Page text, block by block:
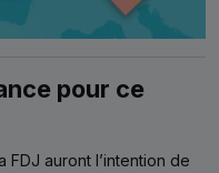
pour ce
auront l’intention de